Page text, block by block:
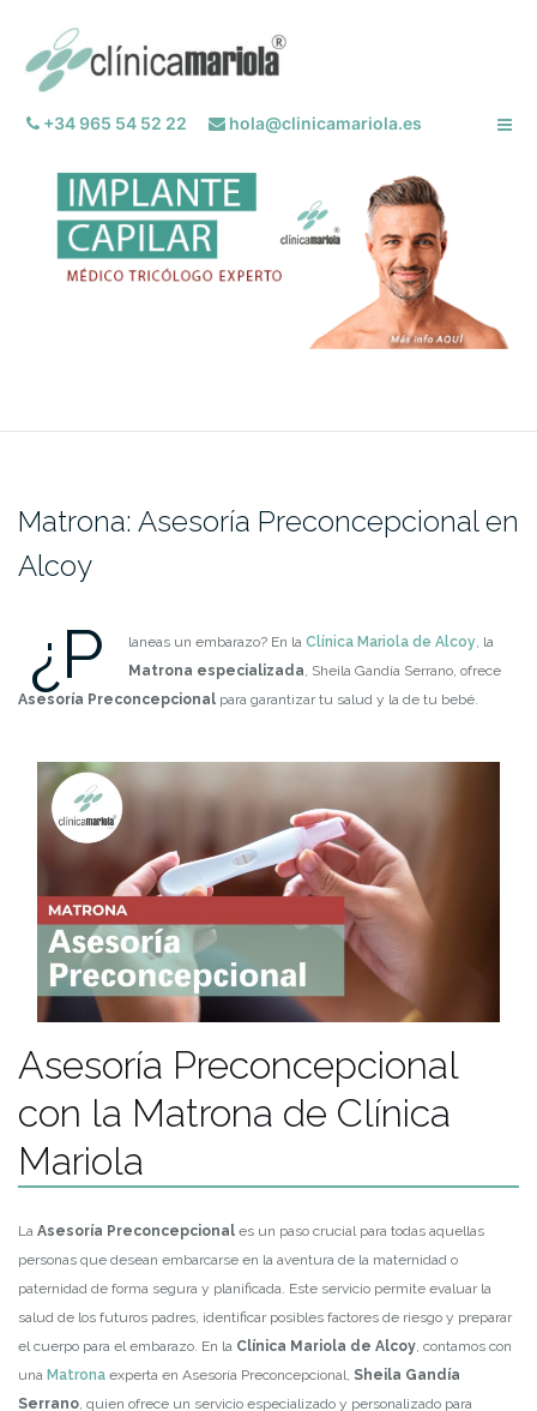
contenido
+34 965 54 52 22 hola@clinicamariola.es
Matrona: Asesoría Preconcepcional en
Alcoy
¿P laneas un embarazo? En la Clínica Mariola de Alcoy , la
Matrona especializada , Sheila Gandía Serrano, ofrece
Asesoría Preconcepcional para garantizar tu salud y la de tu bebé.
Asesoría Preconcepcional
con la Matrona de Clínica
Mariola
La Asesoría Preconcepcional es un paso crucial para todas aquellas
personas que desean embarcarse en la aventura de la maternidad o
paternidad de forma segura y planificada. Este servicio permite evaluar la
salud de los futuros padres, identificar posibles factores de riesgo y preparar
el cuerpo para el embarazo. En la Clínica Mariola de Alcoy , contamos con
una Matrona experta en Asesoría Preconcepcional, Sheila Gandía
Serrano , quien ofrece un servicio especializado y personalizado para